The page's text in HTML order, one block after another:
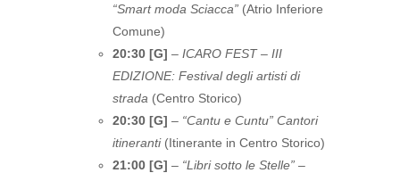
“Smart moda Sciacca” (Atrio Inferiore
Comune)
20:30 [G] – ICARO FEST – III
EDIZIONE: Festival degli artisti di
strada (Centro Storico)
20:30 [G] – “Cantu e Cuntu” Cantori
itineranti(Itinerante in Centro Storico)
21:00 [G] – “Libri sotto le Stelle” –